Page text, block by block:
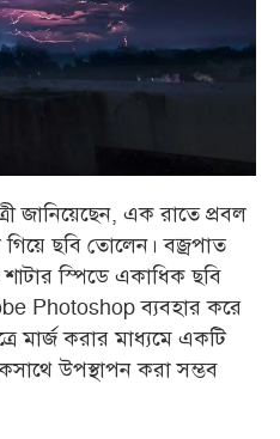
জানিয়েছেন, এক রাতে প্রবল
গিয়ে ছবি তোলেন। বজ্রপাত
স্পিডে একাধিক ছবি
Photoshop ব্যবহার করে
মার্জ করার মাধ্যমে একটি
উপস্থাপন করা সম্ভব